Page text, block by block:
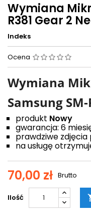
Wymiana
R381 Gear 2
Indeks
Ocena
Wymiana
Samsung
produkt Nowy
gwarancja: 6
prawdziwe
na usługę
70,00 zł Brutto
Ilość